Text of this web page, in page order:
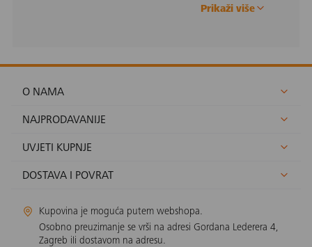
Prikaži više
O NAMA
NAJPRODAVANIJE
UVJETI KUPNJE
DOSTAVA I POVRAT
Kupovina je moguća putem webshopa.
Osobno preuzimanje se vrši na adresi Gordana Lederera 4,
Zagreb ili dostavom na adresu.